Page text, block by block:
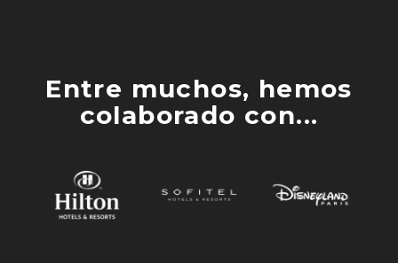
Entre muchos, hemos
colaborado con...